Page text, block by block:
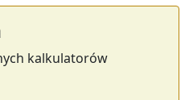
kalkulatorów